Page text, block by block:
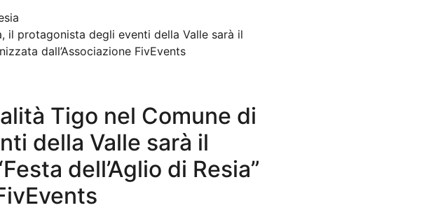
il protagonista degli eventi della Valle sarà il
dall’Associazione FivEvents
Tigo nel Comune di
della Valle sarà il
dell’Aglio di Resia”